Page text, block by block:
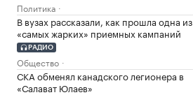
Политика
В вузах рассказали, как прошла одна из
«самых жарких» приемных кампаний
РАДИО
Общество
СКА обменял канадского легионера в
«Салават Юлаев»